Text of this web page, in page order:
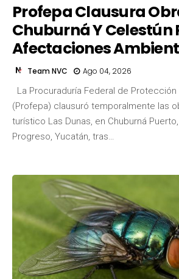
Profepa Clausura
Chuburná Y Celestún
Afectaciones
Team NVC Ago 04, 2026
La Procuraduría Federal de Protección
(Profepa) clausuró temporalmente las
turístico Las Dunas, en Chuburná
Progreso, Yucatán, tras…